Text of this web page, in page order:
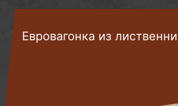
Евровагонка из